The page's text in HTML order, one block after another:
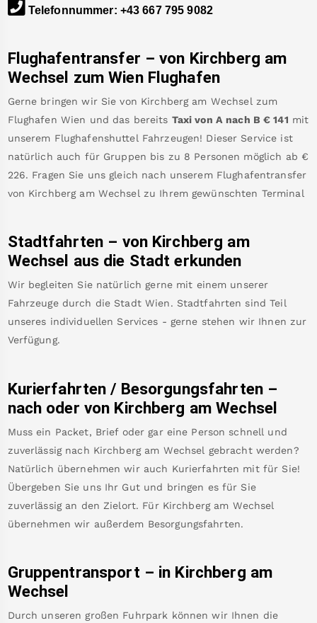
Telefonnummer: +43 667 795 9082
Flughafentransfer – von Kirchberg am
Wechsel zum Wien Flughafen
Gerne bringen wir Sie von Kirchberg am Wechsel zum
Flughafen Wien und das bereits Taxi von A nach B €141 mit
unserem Flughafenshuttel Fahrzeugen! Dieser Service ist
natürlich auch für Gruppen bis zu 8 Personen möglich ab €
226. Fragen Sie uns gleich nach unserem Flughafentransfer
von Kirchberg am Wechsel zu Ihrem gewünschten Terminal
Stadtfahrten – von Kirchberg am
Wechsel aus die Stadt erkunden
Wir begleiten Sie natürlich gerne mit einem unserer
Fahrzeuge durch die Stadt Wien. Stadtfahrten sind Teil
unseres individuellen Services - gerne stehen wir Ihnen zur
Verfügung.
Kurierfahrten / Besorgungsfahrten –
nach oder von Kirchberg am Wechsel
Muss ein Packet, Brief oder gar eine Person schnell und
zuverlässig nach Kirchberg am Wechsel gebracht werden?
Natürlich übernehmen wir auch Kurierfahrten mit für Sie!
Übergeben Sie uns Ihr Gut und bringen es für Sie
zuverlässig an den Zielort. Für Kirchberg am Wechsel
übernehmen wir außerdem Besorgungsfahrten.
Gruppentransport – in Kirchberg am
Wechsel
Durch unseren großen Fuhrpark können wir Ihnen die